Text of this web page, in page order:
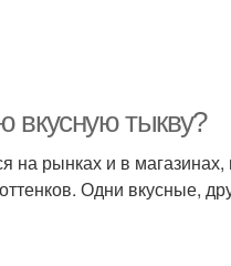
вкусную тыкву?
на рынках и в магазинах,
Одни вкусные,